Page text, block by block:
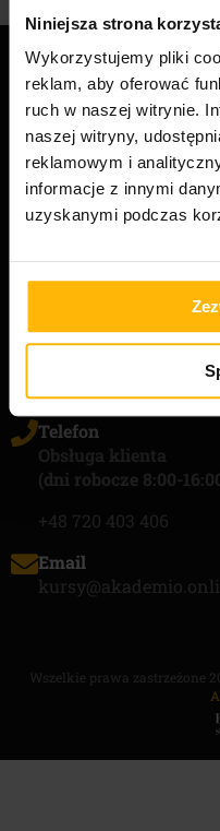
Niniejsza strona
Wykorzystujemy pliki
reklam, aby oferować
ruch w naszej witrynie.
naszej witryny,
reklamowym i
informacje z innymi
uzyskanymi podczas
999.00 zł.
Moje konto
Zamówienie
Koszyk
Kursy
Blog
Regulamin
DANE
Telefon
Obsługa klienta
(dni robocze 8:00-
+48 720 403 406
Email
Wszelkie prawa zastrzeżone